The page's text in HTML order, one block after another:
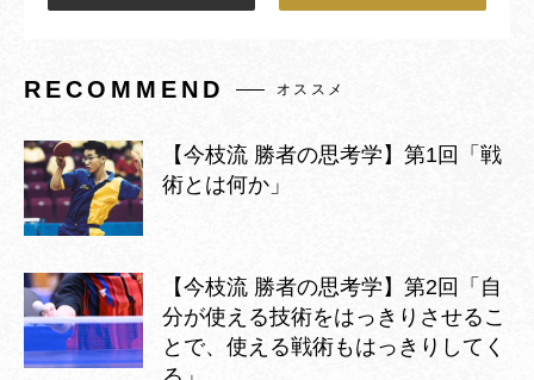
RECOMMEND オススメ
【今枝流 勝者の思考学】第1回「戦
術とは何か」
【今枝流 勝者の思考学】第2回「自
分が使える技術をはっきりさせるこ
とで、使える戦術もはっきりしてく